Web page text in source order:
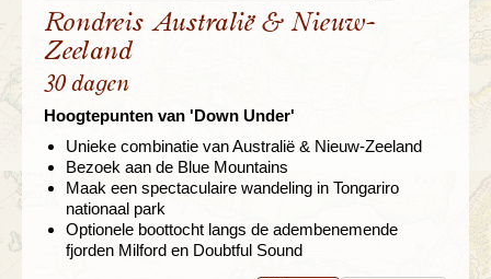
Rondreis Australië & Nieuw-
Zeeland
30 dagen
Hoogtepunten van 'Down Under'
Unieke combinatie van Australië & Nieuw-Zeeland
Bezoek aan de Blue Mountains
Maak een spectaculaire wandeling in Tongariro
nationaal park
Optionele boottocht langs de adembenemende
fjorden Milford en Doubtful Sound